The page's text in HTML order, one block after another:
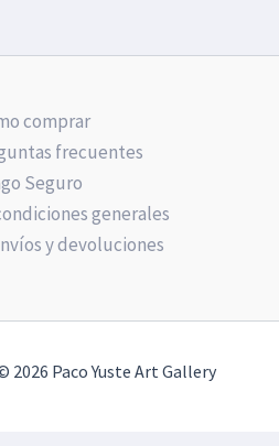
comprar
frecuentes
Seguro
generales
y devoluciones
2026 Paco Yuste Art Gallery